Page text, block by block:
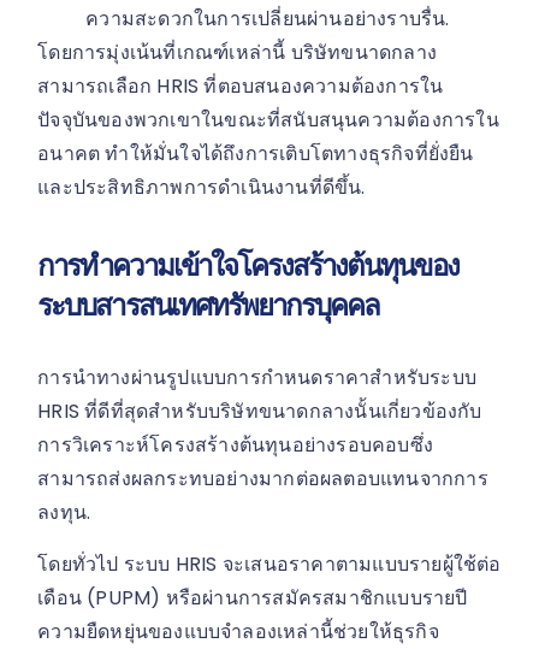
ความสะดวกในการเปลี่ยนผ่านอย่างราบรื่น.
โดยการมุ่งเน้นที่เกณฑ์เหล่านี้ บริษัทขนาดกลาง
สามารถเลือก HRIS ที่ตอบสนองความต้องการใน
ปัจจุบันของพวกเขาในขณะที่สนับสนุนความต้องการใน
อนาคต ทำให้มั่นใจได้ถึงการเติบโตทางธุรกิจที่ยั่งยืน
และประสิทธิภาพการดำเนินงานที่ดีขึ้น.
การทำความเข้าใจโครงสร้างต้นทุนของ
ระบบสารสนเทศทรัพยากรบุคคล
การนำทางผ่านรูปแบบการกำหนดราคาสำหรับระบบ
HRIS ที่ดีที่สุดสำหรับบริษัทขนาดกลางนั้นเกี่ยวข้องกับ
การวิเคราะห์โครงสร้างต้นทุนอย่างรอบคอบซึ่ง
สามารถส่งผลกระทบอย่างมากต่อผลตอบแทนจากการ
ลงทุน.
โดยทั่วไป ระบบ HRIS จะเสนอราคาตามแบบรายผู้ใช้ต่อ
เดือน (PUPM) หรือผ่านการสมัครสมาชิกแบบรายปี
ความยืดหยุ่นของแบบจำลองเหล่านี้ช่วยให้ธุรกิจ